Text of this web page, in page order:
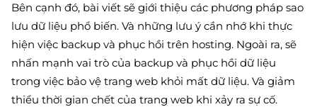
Bên cạnh đó, bài viết sẽ giới thiệu các phương pháp sao
lưu dữ liệu phổ biến. Và những lưu ý cần nhớ khi thực
hiện việc backup và phục hồi trên hosting. Ngoài ra, sẽ
nhấn mạnh vai trò của backup và phục hồi dữ liệu
trong việc bảo vệ trang web khỏi mất dữ liệu. Và giảm
thiểu thời gian chết của trang web khi xảy ra sự cố.